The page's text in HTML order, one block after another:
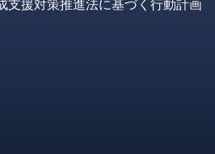
支援対策推進法に基づく行動計画